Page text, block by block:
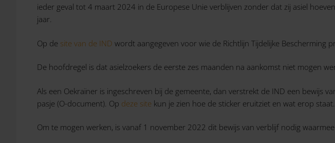
ieder geval tot 4 maart 2024 in de Europese Unie verblijven zonder dat zij asiel
jaar.
Op de site van de IND wordt aangegeven voor wie de Richtlijn Tijdelijke Bescherming
De hoofdregel is dat asielzoekers de eerste zes maanden na aankomst niet mogen
Als een Oekraïner is ingeschreven bij de gemeente, dan verstrekt de IND een bewijs
pasje (O-document). Op deze site kun je zien hoe de sticker eruitziet en wat erop staat.
Om te mogen werken, is vanaf 1 november 2022 dit bewijs van verblijf nodig